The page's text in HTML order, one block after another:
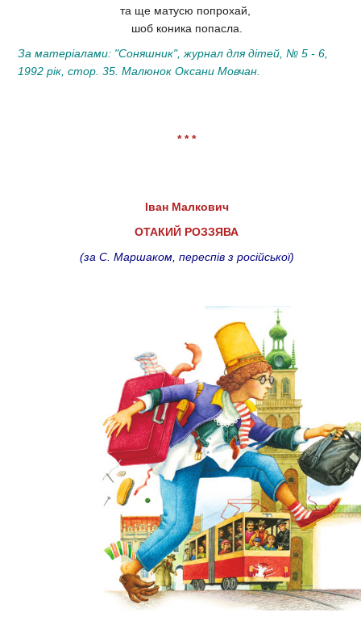
та ще матусю попрохай,
шоб коника попасла.
За матеріалами: "Соняшник", журнал для дітей, № 5 - 6,
1992 рік, стор. 35. Малюнок Оксани Мовчан.
* * *
Іван Малкович
ОТАКИЙ РОЗЗЯВА
(за С. Маршаком, переспів з російської)